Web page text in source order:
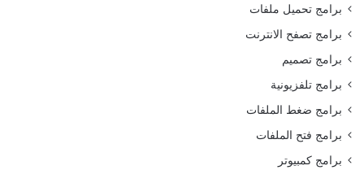
برامج تحميل ملفات
برامج تصفح الانترنت
برامج تصميم
برامج تلفزيونية
برامج ضغط الملفات
برامج فتح الملفات
برامج كمبيوتر